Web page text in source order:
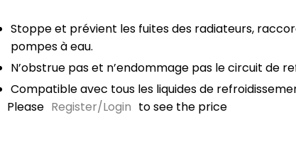
Stoppe et prévient les fuites des radiateurs,
pompes à eau.
N’obstrue pas et n’endommage pas le circuit de
Compatible avec tous les liquides de
Please Register/Login to see the price